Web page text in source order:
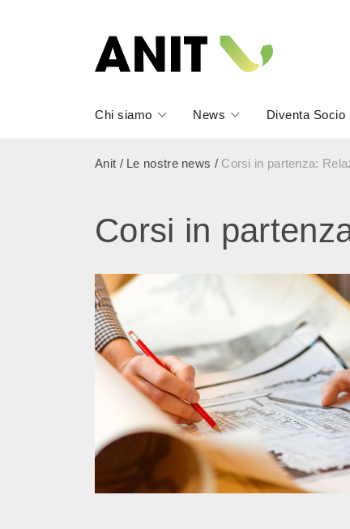
Chi siamo News Diventa Socio
Anit / Le nostre news / Corsi in partenza:
Corsi in